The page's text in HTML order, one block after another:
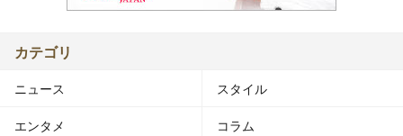
カテゴリ
ニュース スタイル
エンタメ コラム